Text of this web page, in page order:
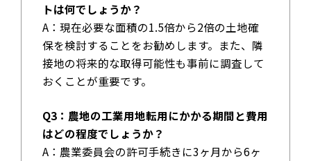
トは何でしょうか？
A：現在必要な面積の1.5倍から2倍の土地確
保を検討することをお勧めします。また、隣
接地の将来的な取得可能性も事前に調査して
おくことが重要です。
Q3：農地の工業用地転用にかかる期間と費用
はどの程度でしょうか？
A：農業委員会の許可手続きに3ヶ月から6ヶ